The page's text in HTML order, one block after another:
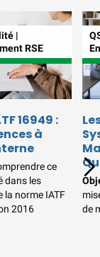
en
à nos
|
écoute
Formations
en
à nos
|
écoute
|
RSE
16949 :
à
ce
dans les
la norme IATF
2016
de